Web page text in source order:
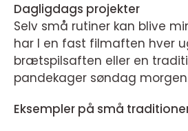
Dagligdags projekter
Selv små rutiner kan blive
har I en fast filmaften hver
brætspilsaften eller en
pandekager søndag
Eksempler på små